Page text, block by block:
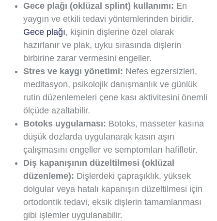
Gece plağı (oklüzal splint) kullanımı: En
yaygın ve etkili tedavi yöntemlerinden biridir.
Gece plağı, kişinin dişlerine özel olarak
hazırlanır ve plak, uyku sırasında dişlerin
birbirine zarar vermesini engeller.
Stres ve kaygı yönetimi: Nefes egzersizleri,
meditasyon, psikolojik danışmanlık ve günlük
rutin düzenlemeleri çene kası aktivitesini önemli
ölçüde azaltabilir.
Botoks uygulaması: Botoks, masseter kasına
düşük dozlarda uygulanarak kasın aşırı
çalışmasını engeller ve semptomları hafifletir.
Diş kapanışının düzeltilmesi (oklüzal
düzenleme): Dişlerdeki çapraşıklık, yüksek
dolgular veya hatalı kapanışın düzeltilmesi için
ortodontik tedavi, eksik dişlerin tamamlanması
gibi işlemler uygulanabilir.